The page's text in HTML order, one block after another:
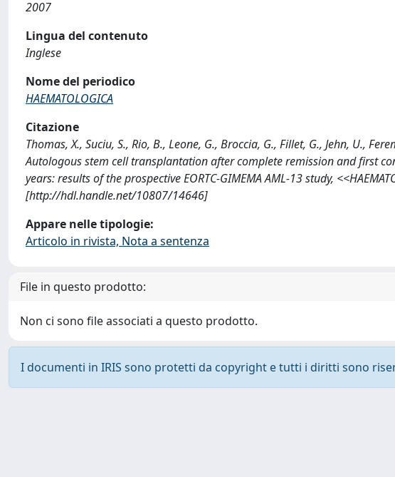
2007
Lingua del contenuto
Inglese
Nome del periodico
HAEMATOLOGICA
Citazione
Thomas, X., Suciu, S., Rio, B., Leone, G., Broccia, G., Fillet, G., Jehn, U.,
Autologous stem cell transplantation after complete remission and first
years: results of the prospective EORTC-GIMEMA AML-13 study,
[http://hdl.handle.net/10807/14646]
Appare nelle tipologie:
Articolo in rivista, Nota a sentenza
File in questo prodotto:
Non ci sono file associati a questo prodotto.
I documenti in IRIS sono protetti da copyright e tutti i diritti sono